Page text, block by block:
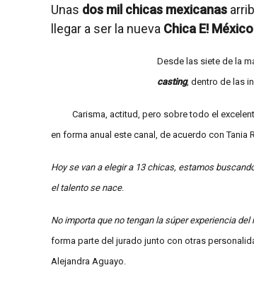
Unas dos mil chicas mexicanas
llegar a ser la nueva Chica E!
Desde las siete de la
casting, dentro de las
Carisma, actitud, pero sobre todo el
en forma anual este canal, de acuerdo con Tania
Hoy se van a elegir a 13 chicas, estamos
el talento se nace.
No importa que no tengan la súper experiencia
forma parte del jurado junto con otras
Alejandra Aguayo.